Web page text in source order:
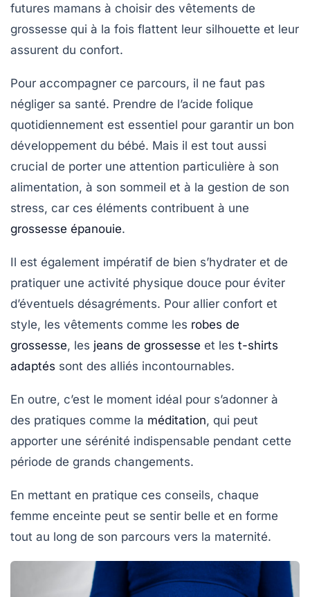
futures mamans à choisir des vêtements de
grossesse qui à la fois flattent leur silhouette et leur
assurent du confort.
Pour accompagner ce parcours, il ne faut pas
négliger sa santé. Prendre de l’acide folique
quotidiennement est essentiel pour garantir un bon
développement du bébé. Mais il est tout aussi
crucial de porter une attention particulière à son
alimentation, à son sommeil et à la gestion de son
stress, car ces éléments contribuent à une
grossesse épanouie.
Il est également impératif de bien s’hydrater et de
pratiquer une activité physique douce pour éviter
d’éventuels désagréments. Pour allier confort et
style, les vêtements comme les robes de
grossesse, les jeans de grossesse et les t-shirts
adaptés sont des alliés incontournables.
En outre, c’est le moment idéal pour s’adonner à
des pratiques comme la méditation, qui peut
apporter une sérénité indispensable pendant cette
période de grands changements.
En mettant en pratique ces conseils, chaque
femme enceinte peut se sentir belle et en forme
tout au long de son parcours vers la maternité.